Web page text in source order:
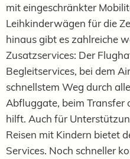
mit eingeschränkter
Leihkinderwägen für die
hinaus gibt es zahlreiche
Zusatzservices: Der
Begleitservices, bei dem
schnellstem Weg durch
Abfluggate, beim Transfer
hilft. Auch für
Reisen mit Kindern bietet
Services. Noch schneller